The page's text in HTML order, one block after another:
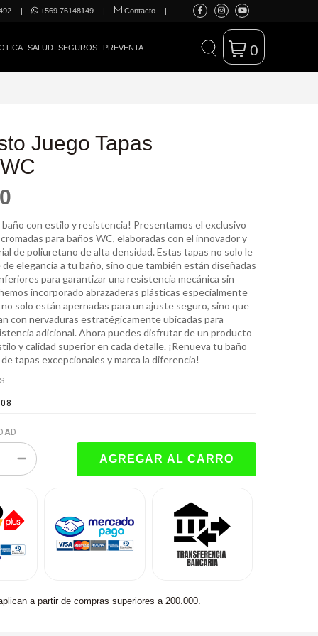
| +569 76148149 | Contacto |
SALUD SEGUROS PREVENTA 0
Juego Tapas
con estilo y resistencia! Presentamos el exclusivo
para baños WC, elaboradas con el innovador y
de poliuretano de alta densidad. Estas tapas no solo le
elegancia a tu baño, sino que también están diseñadas
para garantizar una resistencia mecánica sin
incorporado abrazaderas plásticas especialmente
solo están apernadas para un ajuste seguro, sino que
con nervaduras estratégicamente ubicadas para
adicional. Ahora puedes disfrutar de un producto
y calidad superior en cada detalle. ¡Renueva tu baño
tapas excepcionales y marca la diferencia!
a partir de compras superiores a 200.000.